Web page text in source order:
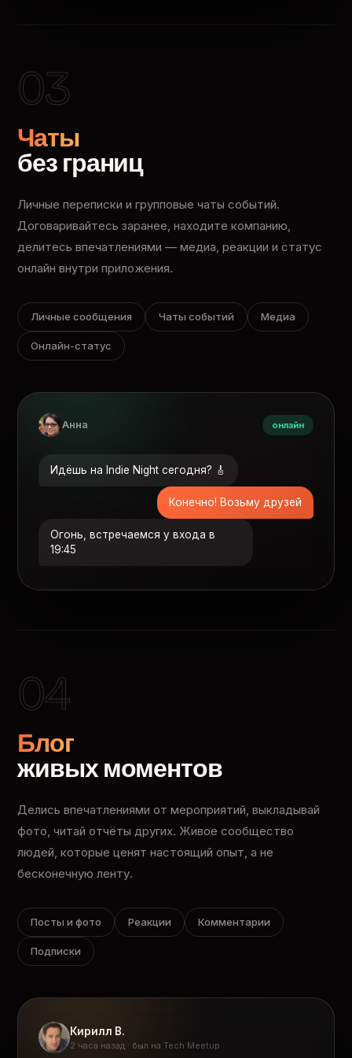
03
Чаты
без границ
Личные переписки и групповые чаты событий.
Договаривайтесь заранее, находите компанию,
делитесь впечатлениями — медиа, реакции и статус
онлайн внутри приложения.
Личные сообщения Чаты событий Медиа
Онлайн-статус
Анна онлайн
Идёшь на Indie Night сегодня? 🎸
Конечно! Возьму друзей
Огонь, встречаемся у входа в
19:45
04
Блог
живых моментов
Делись впечатлениями от мероприятий, выкладывай
фото, читай отчёты других. Живое сообщество
людей, которые ценят настоящий опыт, а не
бесконечную ленту.
Посты и фото Реакции Комментарии
Подписки
Кирилл В.
2 часа назад · был на Tech Meetup